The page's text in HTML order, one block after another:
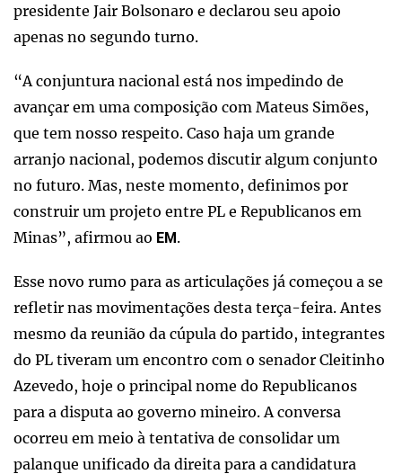
presidente Jair Bolsonaro e declarou seu apoio
apenas no segundo turno.
“A conjuntura nacional está nos impedindo de
avançar em uma composição com Mateus Simões,
que tem nosso respeito. Caso haja um grande
arranjo nacional, podemos discutir algum conjunto
no futuro. Mas, neste momento, definimos por
construir um projeto entre PL e Republicanos em
Minas”, afirmou ao EM.
Esse novo rumo para as articulações já começou a se
refletir nas movimentações desta terça-feira. Antes
mesmo da reunião da cúpula do partido, integrantes
do PL tiveram um encontro com o senador Cleitinho
Azevedo, hoje o principal nome do Republicanos
para a disputa ao governo mineiro. A conversa
ocorreu em meio à tentativa de consolidar um
palanque unificado da direita para a candidatura